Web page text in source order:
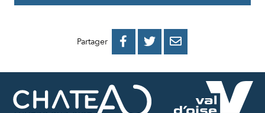
Partager 
PARTAGER
FACEBOOK
PARTAGER
PARTAGER
MAIL